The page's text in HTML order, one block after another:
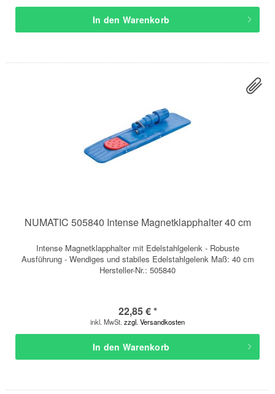
In den Warenkorb
NUMATIC 505840 Intense Magnetklapphalter 40 cm
Intense Magnetklapphalter mit Edelstahlgelenk - Robuste
Ausführung - Wendiges und stabiles Edelstahlgelenk Maß: 40 cm
Hersteller-Nr.: 505840
22,85 € *
inkl. MwSt. zzgl. Versandkosten
In den Warenkorb